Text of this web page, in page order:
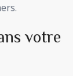
votre